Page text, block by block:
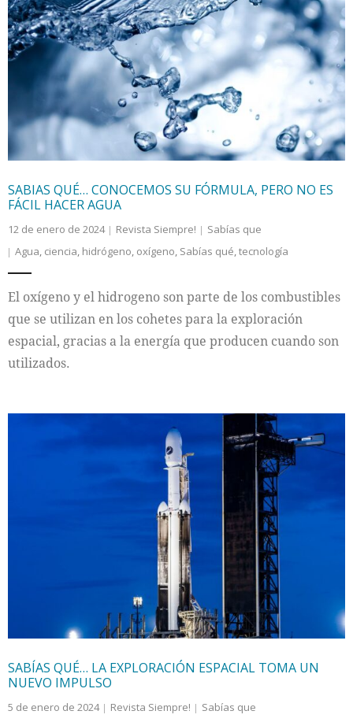
SABIAS QUÉ… CONOCEMOS SU FÓRMULA, PERO NO ES
FÁCIL HACER AGUA
12 de enero de 2024 Revista Siempre!
Sabías que
Agua, ciencia, hidrógeno, oxígeno, Sabías qué,tecnología
El oxígeno y el hidrogeno son parte de los combustibles
que se utilizan en los cohetes para la exploración
espacial, gracias a la energía que producen cuando son
utilizados.
SABÍAS QUÉ… LA EXPLORACIÓN ESPACIAL TOMA UN
NUEVO IMPULSO
5 de enero de 2024 Revista Siempre!
Sabías que